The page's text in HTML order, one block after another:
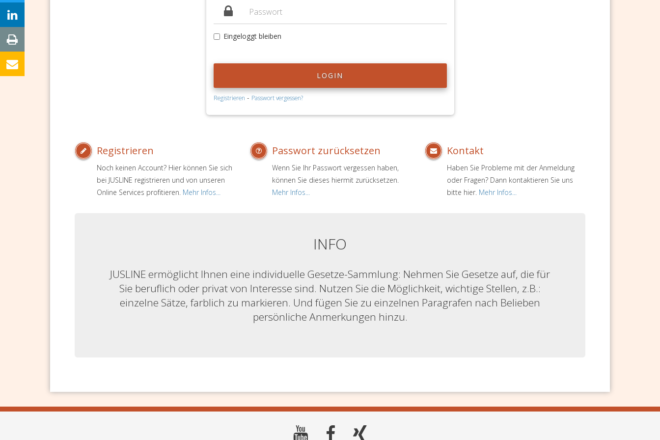
Eingeloggt bleiben
LOGIN
Registrieren - Passwort vergessen?
Registrieren
Noch keinen Account? Hier können Sie sich
bei JUSLINE registrieren und von unseren
Online Services profitieren. Mehr Infos...
Passwort zurücksetzen
Wenn Sie Ihr Passwort vergessen haben,
können Sie dieses hiermit zurücksetzen.
Mehr Infos...
Kontakt
Haben Sie Probleme mit der Anmeldung
oder Fragen? Dann kontaktieren Sie uns
bitte hier. Mehr Infos...
INFO
JUSLINE ermöglicht Ihnen eine individuelle Gesetze-Sammlung: Nehmen Sie Gesetze auf, die für
Sie beruflich oder privat von Interesse sind. Nutzen Sie die Möglichkeit, wichtige Stellen, z.B.:
einzelne Sätze, farblich zu markieren. Und fügen Sie zu einzelnen Paragrafen nach Belieben
persönliche Anmerkungen hinzu.